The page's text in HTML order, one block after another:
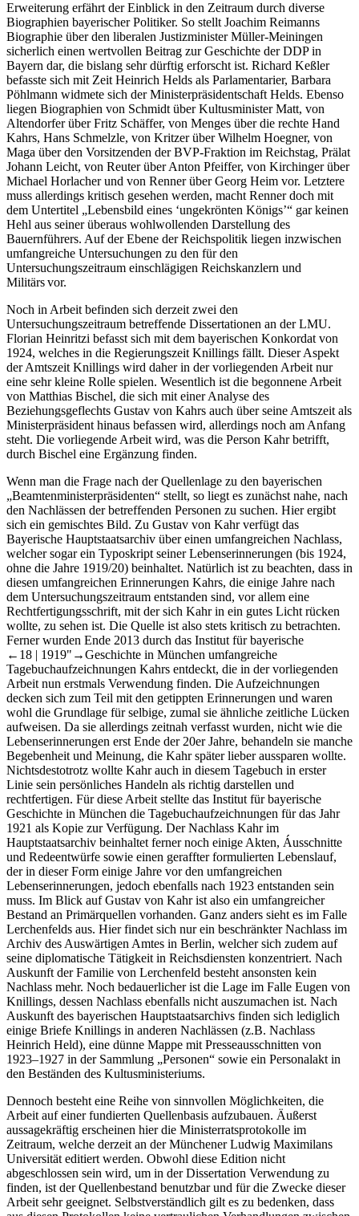
Erweiterung erfährt der Einblick in den Zeitraum durch diverse
Biographien bayerischer Politiker. So stellt Joachim Reimanns
Biographie über den liberalen Justizminister Müller-Meiningen
sicherlich einen wertvollen Beitrag zur Geschichte der DDP in
Bayern dar, die bislang sehr dürftig erforscht ist. Richard Keßler
befasste sich mit Zeit Heinrich Helds als Parlamentarier, Barbara
Pöhlmann widmete sich der Ministerpräsidentschaft Helds. Ebenso
liegen Biographien von Schmidt über Kultusminister Matt, von
Altendorfer über Fritz Schäffer, von Menges über die rechte Hand
Kahrs, Hans Schmelzle, von Kritzer über Wilhelm Hoegner, von
Maga über den Vorsitzenden der BVP-Fraktion im Reichstag, Prälat
Johann Leicht, von Reuter über Anton Pfeiffer, von Kirchinger über
Michael Horlacher und von Renner über Georg Heim vor. Letztere
muss allerdings kritisch gesehen werden, macht Renner doch mit
dem Untertitel „Lebensbild eines ‘ungekrönten Königs’“ gar keinen
Hehl aus seiner überaus wohlwollenden Darstellung des
Bauernführers. Auf der Ebene der Reichspolitik liegen inzwischen
umfangreiche Untersuchungen zu den für den
Untersuchungszeitraum einschlägigen Reichskanzlern und
Militärs vor.
Noch in Arbeit befinden sich derzeit zwei den
Untersuchungszeitraum betreffende Dissertationen an der LMU.
Florian Heinritzi befasst sich mit dem bayerischen Konkordat von
1924, welches in die Regierungszeit Knillings fällt. Dieser Aspekt
der Amtszeit Knillings wird daher in der vorliegenden Arbeit nur
eine sehr kleine Rolle spielen. Wesentlich ist die begonnene Arbeit
von Matthias Bischel, die sich mit einer Analyse des
Beziehungsgeflechts Gustav von Kahrs auch über seine Amtszeit als
Ministerpräsident hinaus befassen wird, allerdings noch am Anfang
steht. Die vorliegende Arbeit wird, was die Person Kahr betrifft,
durch Bischel eine Ergänzung finden.
Wenn man die Frage nach der Quellenlage zu den bayerischen
„Beamtenministerpräsidenten“ stellt, so liegt es zunächst nahe, nach
den Nachlässen der betreffenden Personen zu suchen. Hier ergibt
sich ein gemischtes Bild. Zu Gustav von Kahr verfügt das
Bayerische Hauptstaatsarchiv über einen umfangreichen Nachlass,
welcher sogar ein Typoskript seiner Lebenserinnerungen (bis 1924,
ohne die Jahre 1919/20) beinhaltet. Natürlich ist zu beachten, dass in
diesen umfangreichen Erinnerungen Kahrs, die einige Jahre nach
dem Untersuchungszeitraum entstanden sind, vor allem eine
Rechtfertigungsschrift, mit der sich Kahr in ein gutes Licht rücken
wollte, zu sehen ist. Die Quelle ist also stets kritisch zu betrachten.
Ferner wurden Ende 2013 durch das Institut für bayerische
←18 | 1919"→Geschichte in München umfangreiche
Tagebuchaufzeichnungen Kahrs entdeckt, die in der vorliegenden
Arbeit nun erstmals Verwendung finden. Die Aufzeichnungen
decken sich zum Teil mit den getippten Erinnerungen und waren
wohl die Grundlage für selbige, zumal sie ähnliche zeitliche Lücken
aufweisen. Da sie allerdings zeitnah verfasst wurden, nicht wie die
Lebenserinnerungen erst Ende der 20er Jahre, behandeln sie manche
Begebenheit und Meinung, die Kahr später lieber aussparen wollte.
Nichtsdestotrotz wollte Kahr auch in diesem Tagebuch in erster
Linie sein persönliches Handeln als richtig darstellen und
rechtfertigen. Für diese Arbeit stellte das Institut für bayerische
Geschichte in München die Tagebuchaufzeichnungen für das Jahr
1921 als Kopie zur Verfügung. Der Nachlass Kahr im
Hauptstaatsarchiv beinhaltet ferner noch einige Akten, Áusschnitte
und Redeentwürfe sowie einen geraffter formulierten Lebenslauf,
der in dieser Form einige Jahre vor den umfangreichen
Lebenserinnerungen, jedoch ebenfalls nach 1923 entstanden sein
muss. Im Blick auf Gustav von Kahr ist also ein umfangreicher
Bestand an Primärquellen vorhanden. Ganz anders sieht es im Falle
Lerchenfelds aus. Hier findet sich nur ein beschränkter Nachlass im
Archiv des Auswärtigen Amtes in Berlin, welcher sich zudem auf
seine diplomatische Tätigkeit in Reichsdiensten konzentriert. Nach
Auskunft der Familie von Lerchenfeld besteht ansonsten kein
Nachlass mehr. Noch bedauerlicher ist die Lage im Falle Eugen von
Knillings, dessen Nachlass ebenfalls nicht auszumachen ist. Nach
Auskunft des bayerischen Hauptstaatsarchivs finden sich lediglich
einige Briefe Knillings in anderen Nachlässen (z.B. Nachlass
Heinrich Held), eine dünne Mappe mit Presseausschnitten von
1923–1927 in der Sammlung „Personen“ sowie ein Personalakt in
den Beständen des Kultusministeriums.
Dennoch besteht eine Reihe von sinnvollen Möglichkeiten, die
Arbeit auf einer fundierten Quellenbasis aufzubauen. Äußerst
aussagekräftig erscheinen hier die Ministerratsprotokolle im
Zeitraum, welche derzeit an der Münchener Ludwig Maximilans
Universität editiert werden. Obwohl diese Edition nicht
abgeschlossen sein wird, um in der Dissertation Verwendung zu
finden, ist der Quellenbestand benutzbar und für die Zwecke dieser
Arbeit sehr geeignet. Selbstverständlich gilt es zu bedenken, dass